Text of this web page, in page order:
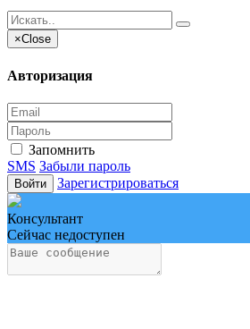
×Close
Авторизация
Запомнить
SMS Забыли пароль
Войти Зарегистрироваться
Консультант
Сейчас недоступен